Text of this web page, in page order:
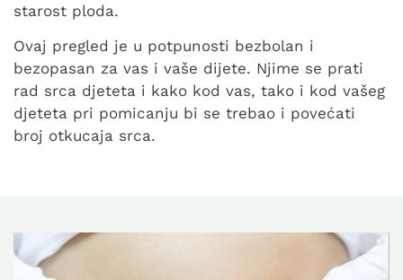
starost ploda.
Ovaj pregled je u potpunosti bezbolan i
bezopasan za vas i vaše dijete. Njime se prati
rad srca djeteta i kako kod vas, tako i kod vašeg
djeteta pri pomicanju bi se trebao i povećati
broj otkucaja srca.